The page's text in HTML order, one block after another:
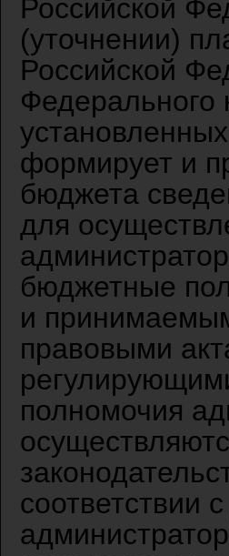
Российской
(уточнении)
Российской
Федерального
формирует и
бюджета
для
бюджетные
и
правовыми
полномочия
соответствии